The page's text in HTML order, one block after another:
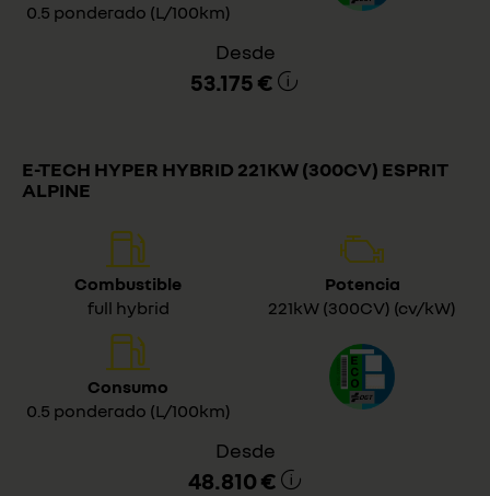
0.5 ponderado (L/100km)
Desde
53.175 €
E-TECH HYPER HYBRID 221KW (300CV) ESPRIT
ALPINE
Combustible
full hybrid
Potencia
221kW (300CV) (cv/kW)
Consumo
0.5 ponderado (L/100km)
Desde
48.810 €